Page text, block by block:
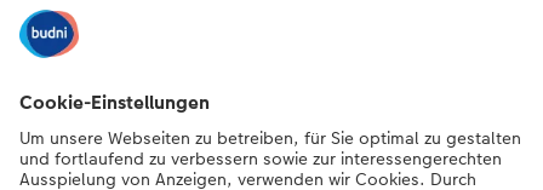
Nachhaltigkeit bei CEWE
Informationen